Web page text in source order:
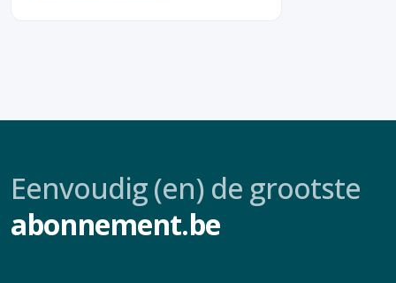
Eenvoudig (en) de grootste
abonnement.be